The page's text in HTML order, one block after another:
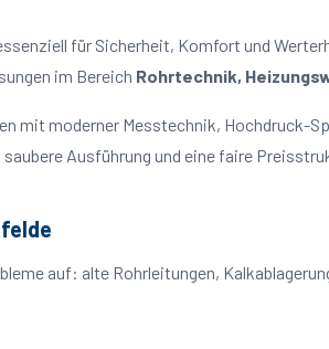
für Sicherheit, Komfort und
im Bereich Rohrtechnik,
mit moderner Messtechnik, Hochdruck-
Ausführung und eine faire
auf: alte Rohrleitungen,